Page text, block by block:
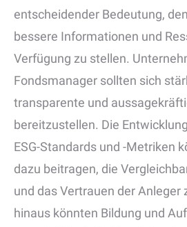
entscheidender Bedeutung,
bessere Informationen und
Verfügung zu stellen.
Fondsmanager sollten sich
transparente und
bereitzustellen. Die
ESG-Standards und -Metriken
dazu beitragen, die
und das Vertrauen der Anleger
hinaus könnten Bildung und